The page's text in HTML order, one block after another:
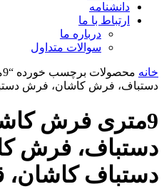
دانشنامه
ارتباط با ما
درباره ما
سوالات متداول
خانه
دستباف، فرش کاشان، فرش
دستباف، فرش
دستباف کاشان،